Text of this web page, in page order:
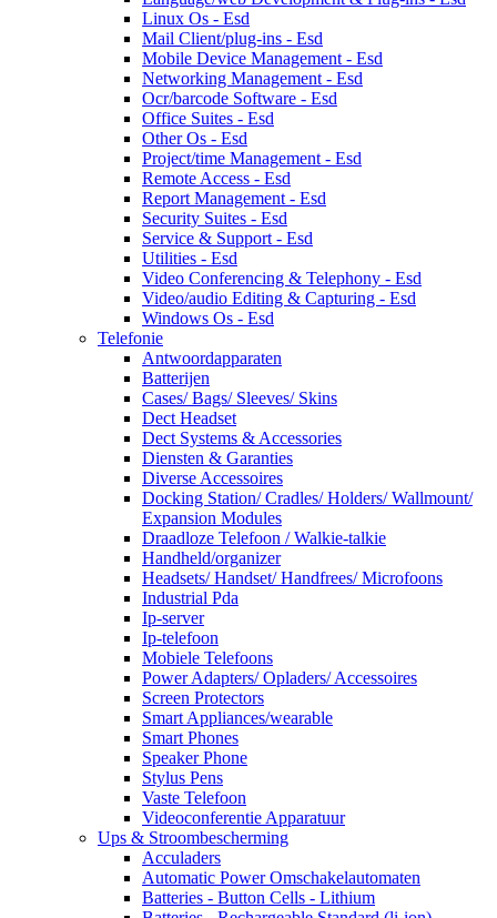
Linux Os - Esd
Mail Client/plug-ins - Esd
Mobile Device Management - Esd
Networking Management - Esd
Ocr/barcode Software - Esd
Office Suites - Esd
Other Os - Esd
Project/time Management - Esd
Remote Access - Esd
Report Management - Esd
Security Suites - Esd
Service & Support - Esd
Utilities - Esd
Video Conferencing & Telephony - Esd
Video/audio Editing & Capturing - Esd
Windows Os - Esd
Telefonie
Antwoordapparaten
Batterijen
Cases/ Bags/ Sleeves/ Skins
Dect Headset
Dect Systems & Accessories
Diensten & Garanties
Diverse Accessoires
Docking Station/ Cradles/ Holders/ Wallmount/
Expansion Modules
Draadloze Telefoon / Walkie-talkie
Handheld/organizer
Headsets/ Handset/ Handfrees/ Microfoons
Industrial Pda
Ip-server
Ip-telefoon
Mobiele Telefoons
Power Adapters/ Opladers/ Accessoires
Screen Protectors
Smart Appliances/wearable
Smart Phones
Speaker Phone
Stylus Pens
Vaste Telefoon
Videoconferentie Apparatuur
Ups & Stroombescherming
Acculaders
Automatic Power Omschakelautomaten
Batteries - Button Cells - Lithium